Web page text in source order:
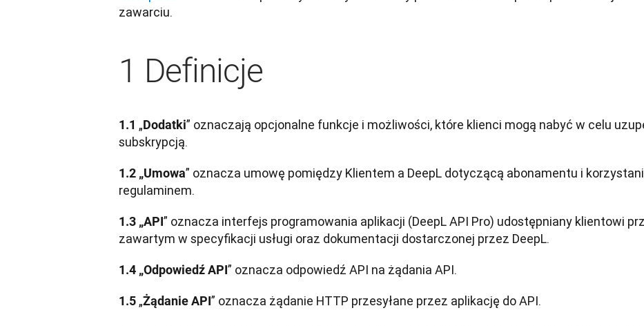
zawarciu.
1 Definicje
1.1 „Dodatki” oznaczają opcjonalne funkcje i możliwości, które klienci mogą nabyć w celu
subskrypcją.
1.2 „Umowa” oznacza umowę pomiędzy Klientem a DeepL dotyczącą abonamentu i
regulaminem.
1.3 „API” oznacza interfejs programowania aplikacji (DeepL API Pro) udostępniany klientowi
zawartym w specyfikacji usługi oraz dokumentacji dostarczonej przez DeepL.
1.4 „Odpowiedź API” oznacza odpowiedź API na żądania API.
1.5 „Żądanie API” oznacza żądanie HTTP przesyłane przez aplikację do API.